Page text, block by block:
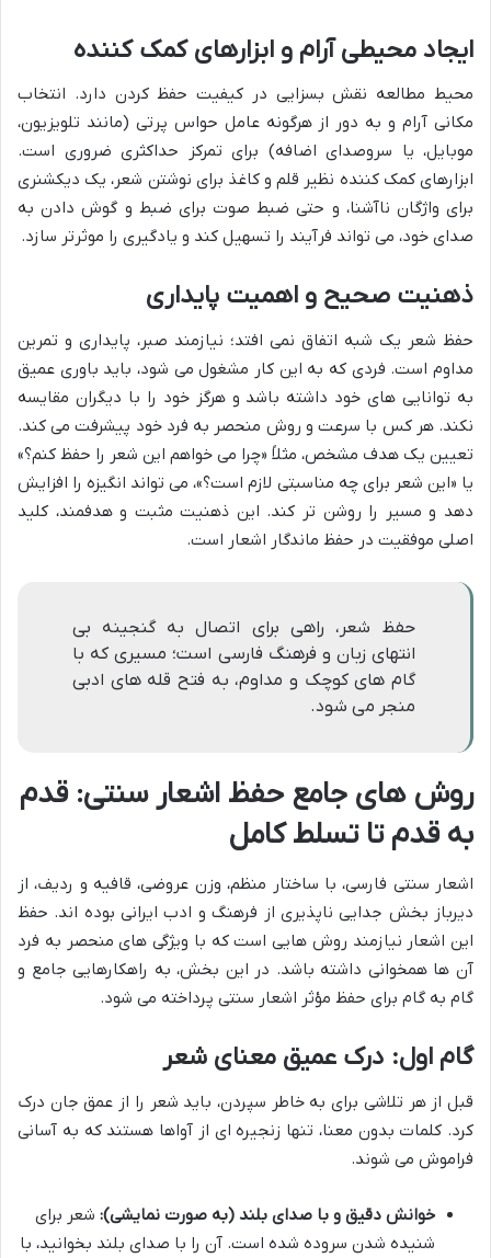
ایجاد محیطی آرام و ابزارهای کمک کننده
محیط مطالعه نقش بسزایی در کیفیت حفظ کردن دارد. انتخاب
مکانی آرام و به دور از هرگونه عامل حواس پرتی (مانند تلویزیون،
موبایل، یا سروصدای اضافه) برای تمرکز حداکثری ضروری است.
ابزارهای کمک کننده نظیر قلم و کاغذ برای نوشتن شعر، یک دیکشنری
برای واژگان ناآشنا، و حتی ضبط صوت برای ضبط و گوش دادن به
صدای خود، می تواند فرآیند را تسهیل کند و یادگیری را موثرتر سازد.
ذهنیت صحیح و اهمیت پایداری
حفظ شعر یک شبه اتفاق نمی افتد؛ نیازمند صبر، پایداری و تمرین
مداوم است. فردی که به این کار مشغول می شود، باید باوری عمیق
به توانایی های خود داشته باشد و هرگز خود را با دیگران مقایسه
نکند. هر کس با سرعت و روش منحصر به فرد خود پیشرفت می کند.
تعیین یک هدف مشخص، مثلاً «چرا می خواهم این شعر را حفظ کنم؟»
یا «این شعر برای چه مناسبتی لازم است؟»، می تواند انگیزه را افزایش
دهد و مسیر را روشن تر کند. این ذهنیت مثبت و هدفمند، کلید
اصلی موفقیت در حفظ ماندگار اشعار است.
حفظ شعر، راهی برای اتصال به گنجینه بی
انتهای زبان و فرهنگ فارسی است؛ مسیری که با
گام های کوچک و مداوم، به فتح قله های ادبی
منجر می شود.
روش های جامع حفظ اشعار سنتی: قدم
به قدم تا تسلط کامل
اشعار سنتی فارسی، با ساختار منظم، وزن عروضی، قافیه و ردیف، از
دیرباز بخش جدایی ناپذیری از فرهنگ و ادب ایرانی بوده اند. حفظ
این اشعار نیازمند روش هایی است که با ویژگی های منحصر به فرد
آن ها همخوانی داشته باشد. در این بخش، به راهکارهایی جامع و
گام به گام برای حفظ مؤثر اشعار سنتی پرداخته می شود.
گام اول: درک عمیق معنای شعر
قبل از هر تلاشی برای به خاطر سپردن، باید شعر را از عمق جان درک
کرد. کلمات بدون معنا، تنها زنجیره ای از آواها هستند که به آسانی
فراموش می شوند.
خوانش دقیق و با صدای بلند (به صورت نمایشی): شعر برای
شنیده شدن سروده شده است. آن را با صدای بلند بخوانید، با